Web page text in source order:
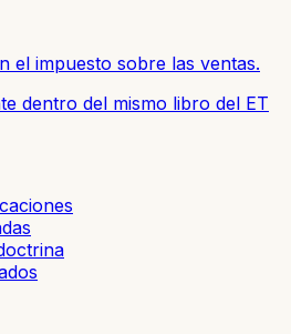
el impuesto sobre las ventas.
dentro del mismo libro del ET